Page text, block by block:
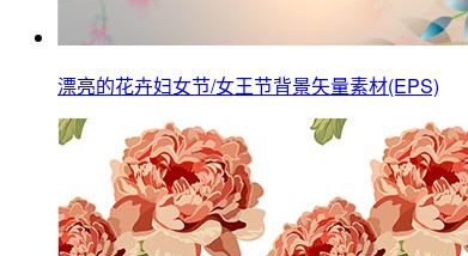
漂亮的花卉妇女节/女王节背景矢量素材(EPS)